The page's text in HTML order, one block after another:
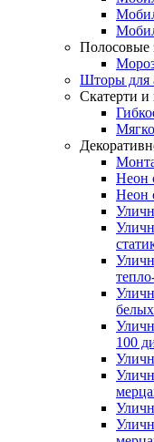
Шторы для
Скатерти
Неон
Неон
100